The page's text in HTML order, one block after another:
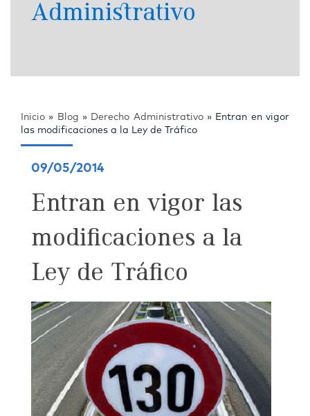
Administrativo
Inicio » Blog » Derecho Administrativo» Entran en vigor
las modificaciones a la Ley de Tráfico
09/05/2014
Entran en vigor las
modificaciones a la
Ley de Tráfico